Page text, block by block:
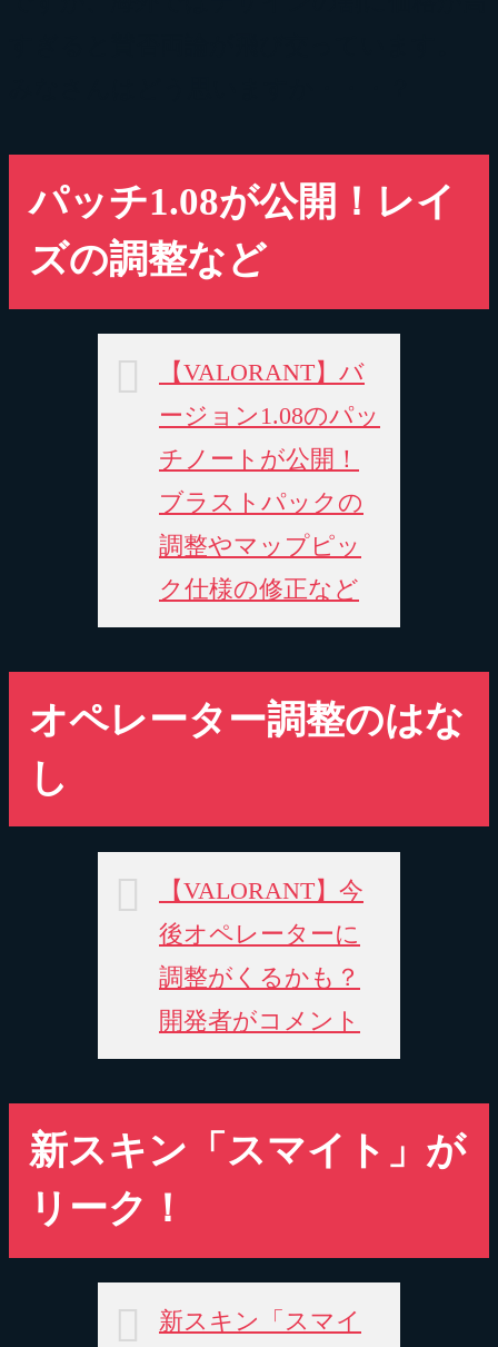
パッチ1.08が公開！レイ
ズの調整など
【VALORANT】バ
ージョン1.08のパッ
チノートが公開！
ブラストパックの
調整やマップピッ
ク仕様の修正など
オペレーター調整のはな
し
【VALORANT】今
後オペレーターに
調整がくるかも？
開発者がコメント
新スキン「スマイト」が
リーク！
新スキン「スマイ